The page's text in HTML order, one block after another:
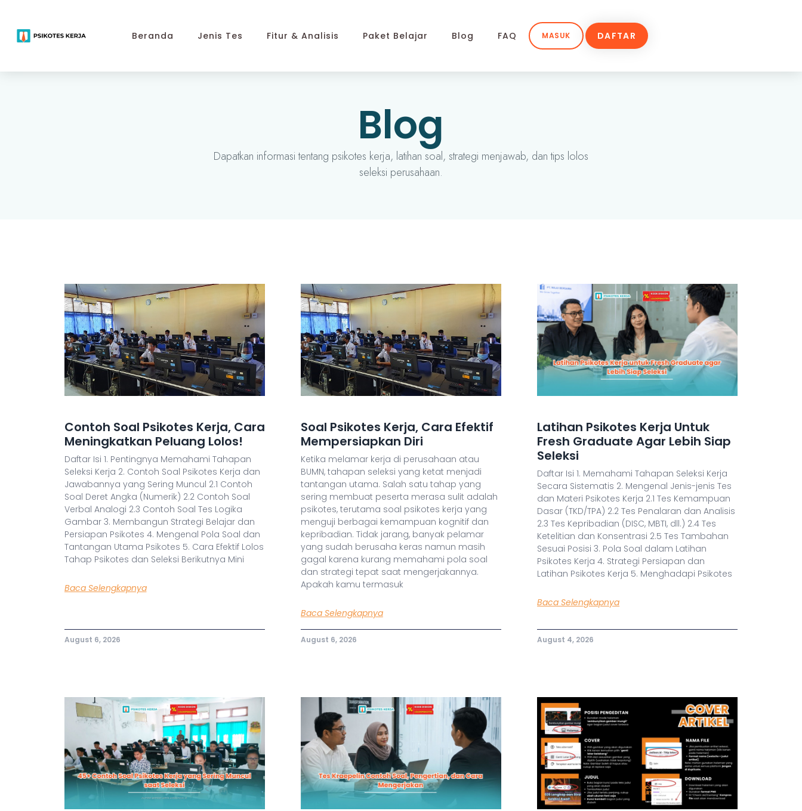
Beranda Jenis Tes Fitur & Analisis Paket Belajar Blog FAQ MASUK DAFTAR
Blog
Dapatkan informasi tentang psikotes kerja, latihan soal, strategi menjawab, dan tips lolos
seleksi perusahaan.
Contoh Soal Psikotes Kerja, Cara
Meningkatkan Peluang Lolos!
Daftar Isi 1. Pentingnya Memahami Tahapan
Seleksi Kerja 2. Contoh Soal Psikotes Kerja dan
Jawabannya yang Sering Muncul 2.1 Contoh
Soal Deret Angka (Numerik) 2.2 Contoh Soal
Verbal Analogi 2.3 Contoh Soal Tes Logika
Gambar 3. Membangun Strategi Belajar dan
Persiapan Psikotes 4. Mengenal Pola Soal dan
Tantangan Utama Psikotes 5. Cara Efektif Lolos
Tahap Psikotes dan Seleksi Berikutnya Mini
Baca Selengkapnya
August 6, 2026
Soal Psikotes Kerja, Cara Efektif
Mempersiapkan Diri
Ketika melamar kerja di perusahaan atau
BUMN, tahapan seleksi yang ketat menjadi
tantangan utama. Salah satu tahap yang
sering membuat peserta merasa sulit adalah
psikotes, terutama soal psikotes kerja yang
menguji berbagai kemampuan kognitif dan
kepribadian. Tidak jarang, banyak pelamar
yang sudah berusaha keras namun masih
gagal karena kurang memahami pola soal
dan strategi tepat saat mengerjakannya.
Apakah kamu termasuk
Baca Selengkapnya
August 6, 2026
Latihan Psikotes Kerja Untuk
Fresh Graduate Agar Lebih Siap
Seleksi
Daftar Isi 1. Memahami Tahapan Seleksi Kerja
Secara Sistematis 2. Mengenal Jenis-jenis Tes
dan Materi Psikotes Kerja 2.1 Tes Kemampuan
Dasar (TKD/TPA) 2.2 Tes Penalaran dan Analisis
2.3 Tes Kepribadian (DISC, MBTI, dll.) 2.4 Tes
Ketelitian dan Konsentrasi 2.5 Tes Tambahan
Sesuai Posisi 3. Pola Soal dalam Latihan
Psikotes Kerja 4. Strategi Persiapan dan
Latihan Psikotes Kerja 5. Menghadapi Psikotes
Baca Selengkapnya
August 4, 2026